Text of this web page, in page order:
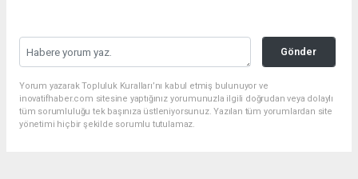
Gönder
Yorum yazarak Topluluk Kuralları’nı kabul etmiş bulunuyor ve
inovatifhaber.com sitesine yaptığınız yorumunuzla ilgili doğrudan veya dolaylı
tüm sorumluluğu tek başınıza üstleniyorsunuz. Yazılan tüm yorumlardan site
yönetimi hiçbir şekilde sorumlu tutulamaz.